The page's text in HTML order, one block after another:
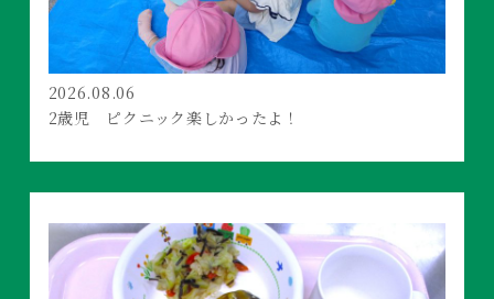
2026.08.06
2歳児 ピクニック楽しかったよ！